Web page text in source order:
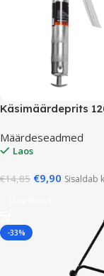
Käsimäärdeprits
Määrdeseadmed
Laos
€14,85 €9,90 Sisaldab
-33%